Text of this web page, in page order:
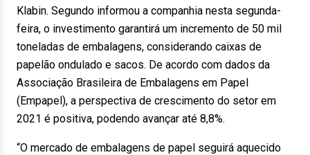
Klabin. Segundo informou a companhia nesta segunda-
feira, o investimento garantirá um incremento de 50 mil
toneladas de embalagens, considerando caixas de
papelão ondulado e sacos. De acordo com dados da
Associação Brasileira de Embalagens em Papel
(Empapel), a perspectiva de crescimento do setor em
2021 é positiva, podendo avançar até 8,8%.
“O mercado de embalagens de papel seguirá aquecido